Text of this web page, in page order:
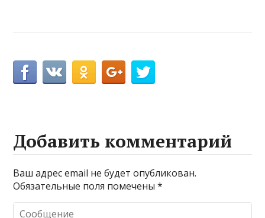
Добавить комментарий
Ваш адрес email не будет опубликован.
Обязательные поля помечены*